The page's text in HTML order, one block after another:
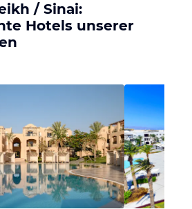
/ Sinai:
Hotels unserer